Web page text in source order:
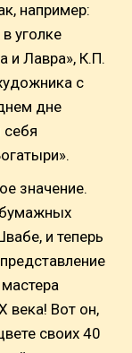
например:
уголке
и Лавра», К.П.
с
дне
значение.
бумажных
и теперь
века! Вот он,
своих 40